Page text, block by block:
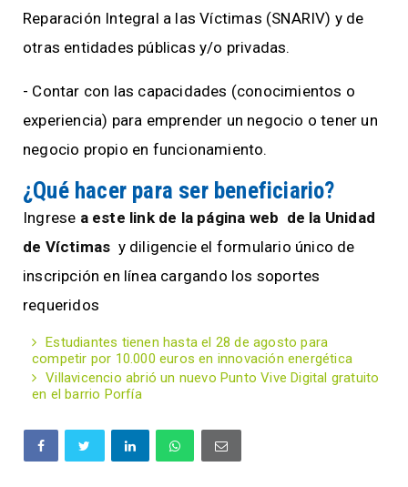
Reparación Integral a las Víctimas (SNARIV) y de
otras entidades públicas y/o privadas.
- Contar con las capacidades (conocimientos o
experiencia) para emprender un negocio o tener un
negocio propio en funcionamiento.
¿Qué hacer para ser beneficiario?
Ingrese a este link de la página web de la Unidad
de Víctimas y diligencie el formulario único de
inscripción en línea cargando los soportes
requeridos
Estudiantes tienen hasta el 28 de agosto para
competir por 10.000 euros en innovación energética
Villavicencio abrió un nuevo Punto Vive Digital gratuito
en el barrio Porfía